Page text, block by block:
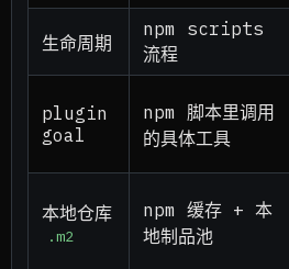
生命周期
npm scripts
流程
plugin
goal
npm 脚本里调用
的具体工具
本地仓库
.m2
npm 缓存 + 本
地制品池